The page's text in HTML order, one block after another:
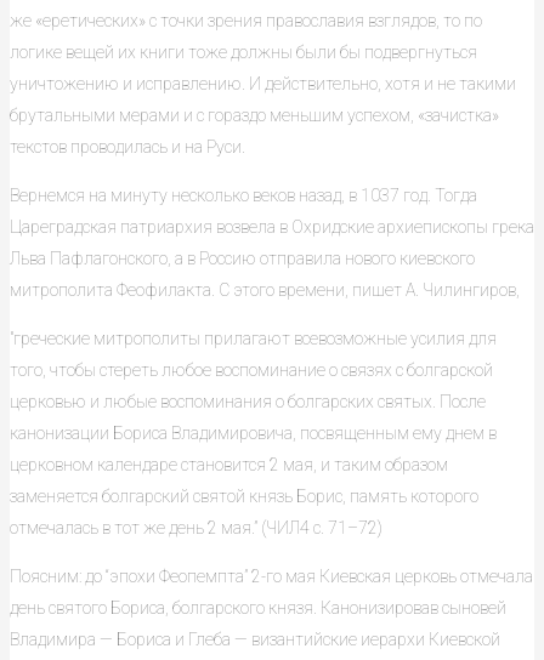
же «еретических» с точки зрения православия взглядов, то по
логике вещей их книги тоже должны были бы подвергнуться
уничтожению и исправлению. И действительно, хотя и не такими
брутальными мерами и с гораздо меньшим успехом, «зачистка»
текстов проводилась и на Руси.
Вернемся на минуту несколько веков назад, в 1037 год. Тогда
Цареградская патриархия возвела в Охридские архиепископы грека
Льва Пафлагонского, а в Россию отправила нового киевского
митрополита Феофилакта. С этого времени, пишет А. Чилингиров,
"греческие митрополиты прилагают всевозможные усилия для
того, чтобы стереть любое воспоминание о связях с болгарской
церковью и любые воспоминания о болгарских святых. После
канонизации Бориса Владимировича, посвященным ему днем в
церковном календаре становится 2 мая, и таким образом
заменяется болгарский святой князь Борис, память которого
отмечалась в тот же день 2 мая.” (ЧИЛ4 с. 71–72)
Поясним: до “эпохи Феопемпта” 2-го мая Киевская церковь отмечала
день святого Бориса, болгарского князя. Канонизировав сыновей
Владимира — Бориса и Глеба — византийские иерархи Киевской